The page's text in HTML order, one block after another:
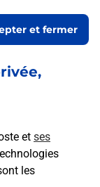
et ses
les
et fermer